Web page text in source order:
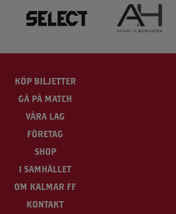
KÖP BILJETTER
GÅ PÅ MATCH
VÅRA LAG
FÖRETAG
SHOP
I SAMHÄLLET
OM KALMAR FF
KONTAKT